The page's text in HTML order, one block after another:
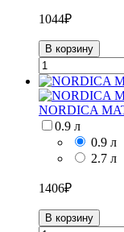
1044₽
В корзину
NORDICA
0.9 л
0.9 л
2.7 л
1406₽
В корзину